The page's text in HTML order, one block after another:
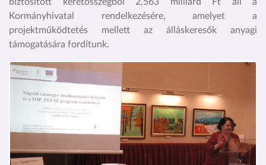
Kormányhivatal rendelkezésére, amelyet a
projektműködtetés mellett az álláskeresők anyagi
támogatására fordítunk.
Kép